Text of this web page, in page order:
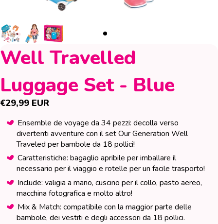
Well Travelled
Luggage Set - Blue
€29,99 EUR
Ensemble de voyage da 34 pezzi: decolla verso
divertenti avventure con il set Our Generation Well
Traveled per bambole da 18 pollici!
Caratteristiche: bagaglio apribile per imballare il
necessario per il viaggio e rotelle per un facile trasporto!
Include: valigia a mano, cuscino per il collo, pasto aereo,
macchina fotografica e molto altro!
Mix & Match: compatibile con la maggior parte delle
bambole, dei vestiti e degli accessori da 18 pollici.